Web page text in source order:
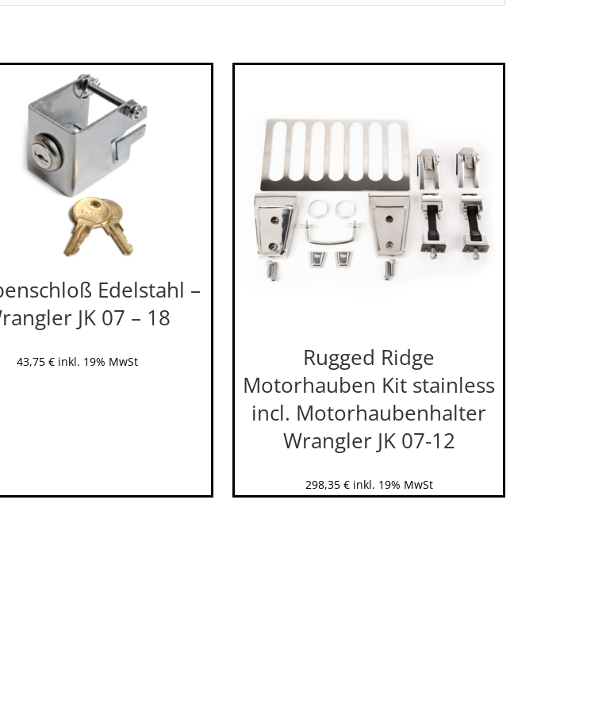
Edelstahl –
JK 07 – 18
43,75 € inkl. 19% MwSt
Rugged Ridge
Motorhauben Kit stainless
incl. Motorhaubenhalter
Wrangler JK 07-12
298,35 € inkl. 19% MwSt